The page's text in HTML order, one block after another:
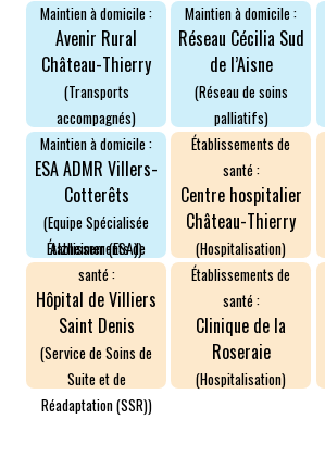
Maintien à domicile :
Avenir Rural
Château-Thierry
(Transports
accompagnés)
Maintien à domicile :
Réseau Cécilia Sud
de l’Aisne
(Réseau de soins
palliatifs)
Maintien à domicile :
ESA ADMR Villers-
Cotterêts
(Equipe Spécialisée
Alzheimer (ESA))
Établissements de
santé :
Centre hospitalier
Château-Thierry
(Hospitalisation)
Établissements de
santé :
Hôpital de Villiers
Saint Denis
(Service de Soins de
Suite et de
Réadaptation (SSR))
Établissements de
santé :
Clinique de la
Roseraie
(Hospitalisation)